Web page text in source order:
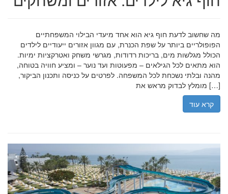
מה שחשוב לדעת חוף גיא הוא אחד מיעדי הבילוי המשפחתיים
הפופולריים ביותר על שפת הכנרת, עם מגוון אזורים ייעודיים לילדים
הכולל מגלשות מים, בריכות רדודות, מגרשי משחק ואטרקציות ימיות.
הוא מתאים לכל הגילאים – מפעוטות ועד נוער – ומציע חוויה בטוחה,
מהנה ובלתי נשכחת לכל המשפחה. לפרטים על כניסה ותכנון הביקור,
מומלץ לבדוק מראש את […]
קרא עוד